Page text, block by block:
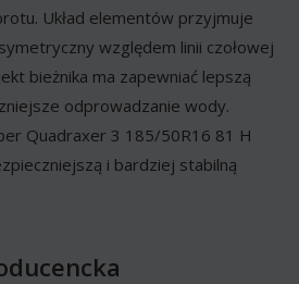
Układ elementów przyjmuje
względem linii czołowej
bieżnika ma zapewniać lepszą
odprowadzanie wody.
Quadraxer 3 185/50R16 81 H
i bardziej stabilną